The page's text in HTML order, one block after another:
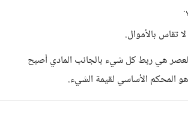
العصر هي ربط كل شيء بالجانب المادي أصبح
هو المحكم الأساسي لقيمة الشيء.